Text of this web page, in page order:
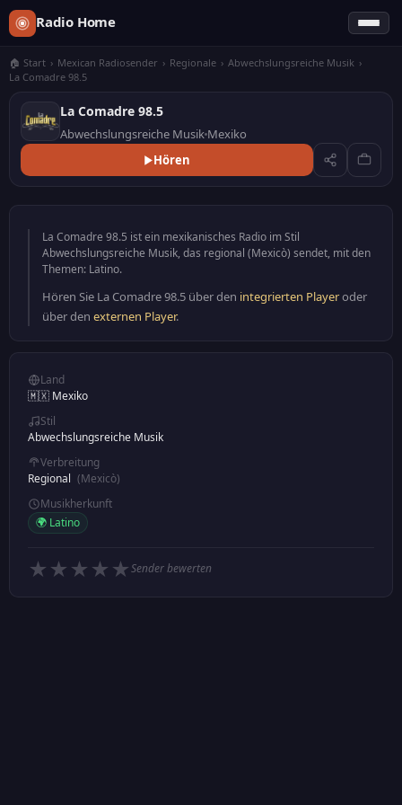
Radio Home
🏠 Start › Mexican Radiosender › Regionale › Abwechslungsreiche Musik ›
La Comadre 98.5
La Comadre 98.5
Abwechslungsreiche Musik Mexiko
Hören
La Comadre 98.5 ist ein mexikanisches Radio im Stil
Abwechslungsreiche Musik, das regional (Mexicò) sendet, mit den
Themen: Latino.
Hören Sie La Comadre 98.5 über den integrierten Playeroder
über den externen Player.
Land
🇲🇽 Mexiko
Stil
Abwechslungsreiche Musik
Verbreitung
Regional (Mexicò)
Musikherkunft
🌍 Latino
★ ★ ★ ★ ★Sender bewerten